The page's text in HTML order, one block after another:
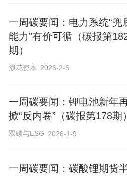
AI大模型的爆发，这
写。训练一个千亿级参
量相当于一个小城镇
量。东部紧张的能耗指
此次《行动方案》的关
应并强化了这种资源再
在接受采访时指出，未
一周碳要闻：电力系统“兜
能力”有价可循（碳报第
期）
浪花资本 2026-2-6
一周碳要闻：锂电池新年
掀“反内卷”（碳报第178期）
双碳与ESG 2026-1-9
一周碳要闻：碳酸锂期货